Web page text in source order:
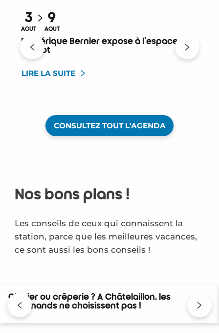
3
AOÛT
9
AOÛT
Frédérique Bernier expose à l'espace
Carnot
LIRE LA SUITE
CONSULTEZ TOUT L'AGENDA
Nos bons plans !
Les conseils de ceux qui connaissent la
station, parce que les meilleures vacances,
ce sont aussi les bons conseils !
Glacier ou crêperie ? A Châtelaillon, les
gourmands ne choisissent pas !